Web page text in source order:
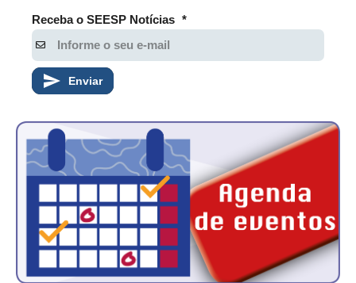
CONVÊNIOS
PLANO DE SAÚDE
CONSÓRCIOS
CAMPANHAS SALARIAIS
COMUNICAÇÃO
PALAVRA DO MURILO
NOTÍCIAS
Receba o SEESP Notícias *
Enviar